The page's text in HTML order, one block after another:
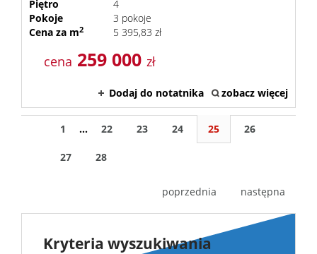
Piętro
4
Pokoje
3 pokoje
Cena za m2 5 395,83 zł
cena 259 000 zł
Dodaj do notatnika zobacz więcej
1 ... 22 23 24 25 26
27 28
poprzednia następna
Kryteria wyszukiwania